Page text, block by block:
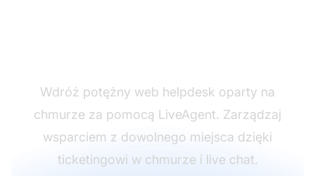
Wdróż potężny web helpdesk oparty na
chmurze za pomocą LiveAgent. Zarządzaj
wsparciem z dowolnego miejsca dzięki
ticketingowi w chmurze i live chat.